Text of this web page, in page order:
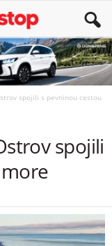
spojili s pevninou cestou
spojili